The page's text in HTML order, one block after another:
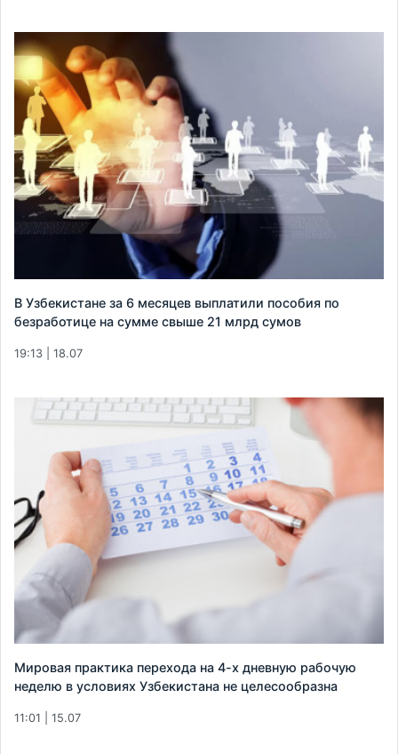
В Узбекистане за 6 месяцев выплатили пособия по
безработице на сумме свыше 21 млрд сумов
19:13 | 18.07
Мировая практика перехода на 4-х дневную рабочую
неделю в условиях Узбекистана не целесообразна
11:01 | 15.07